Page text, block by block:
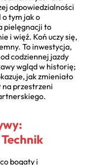
odpowiedzialności
o tym jak o
pielęgnacji to
i więź. Koń uczy się,
To inwestycja,
codziennej jazdy
wgląd w historię;
jak zmieniało
na przestrzeni
bogaty i